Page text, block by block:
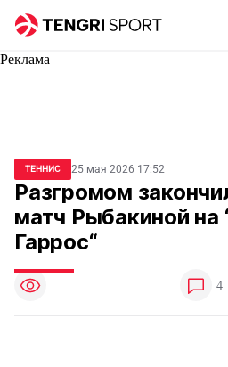
Реклама
ТЕННИС 25 мая 2026 17:52
Разгромом
матч Рыбакиной на
Гаррос“
4